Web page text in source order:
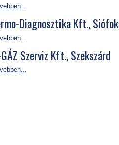
Diagnosztika Kft., Siófok
Szerviz Kft., Szekszárd